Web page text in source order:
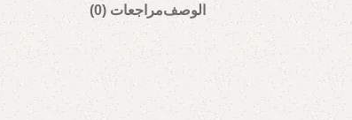
الوصفمراجعات (0)